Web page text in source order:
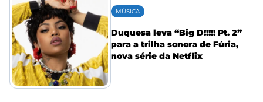
MÚSICA
Duquesa leva “Big D!!!!! Pt. 2”
para a trilha sonora de Fúria,
nova série da Netflix